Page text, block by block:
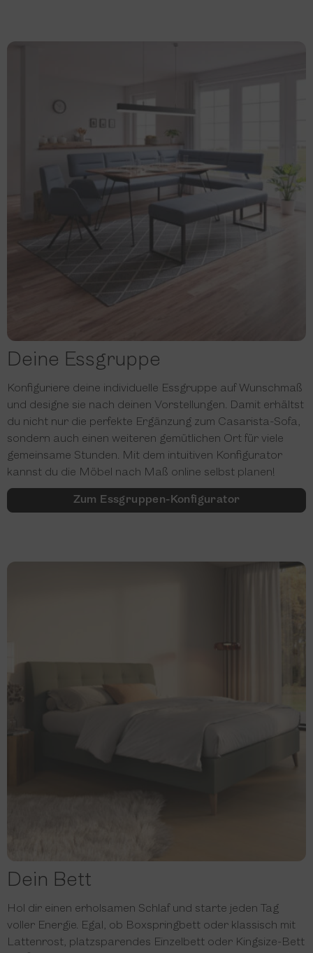
Deine Essgruppe
Konfiguriere deine individuelle Essgruppe auf Wunschmaß
und designe sie nach deinen Vorstellungen. Damit erhältst
du nicht nur die perfekte Ergänzung zum Casarista-Sofa,
sondern auch einen weiteren gemütlichen Ort für viele
gemeinsame Stunden. Mit dem intuitiven Konfigurator
kannst du die Möbel nach Maß online selbst planen!
Zum Essgruppen-Konfigurator
Dein Bett
Hol dir einen erholsamen Schlaf und starte jeden Tag
voller Energie. Egal, ob Boxspringbett oder klassisch mit
Lattenrost, platzsparendes Einzelbett oder Kingsize-Bett